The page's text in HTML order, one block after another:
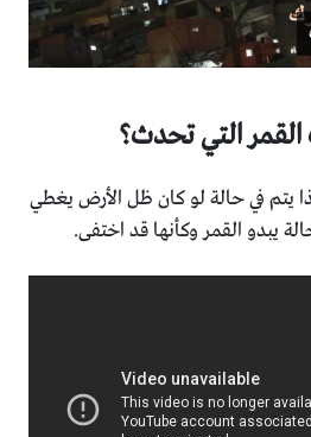
التي تحدث؟
يتم في حالة لو كان ظل الأرض يغطي
يبدو القمر وكأنها قد اختفى.